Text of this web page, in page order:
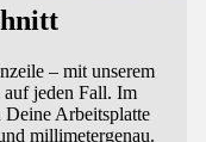
– mit unserem
auf jeden Fall. Im
Arbeitsplatte
millimetergenau.